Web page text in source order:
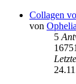
Collagen
von Ophelia
5
16751